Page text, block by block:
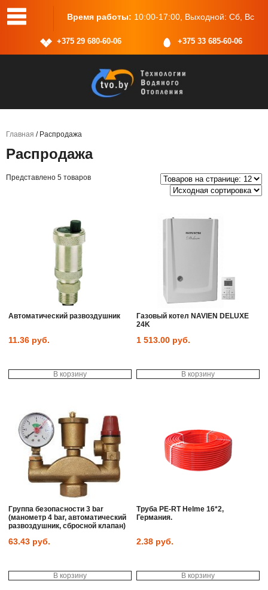
пом.2 Время работы:10:00-17:00, Выходной: Сб, Вс
+375 29 680-60-06 +375 33 685-60-06
Главная / Распродажа
Распродажа
Представлено 5 товаров
Автоматический развоздушник
11.36 руб.
В корзину
Газовый котел NAVIEN DELUXE
24K
1 513.00 руб.
В корзину
Группа безопасности 3 bar
(манометр 4 bar, автоматический
развоздушник, сбросной клапан)
63.43 руб.
В корзину
Труба PE-RT Helme 16*2,
Германия.
2.38 руб.
В корзину